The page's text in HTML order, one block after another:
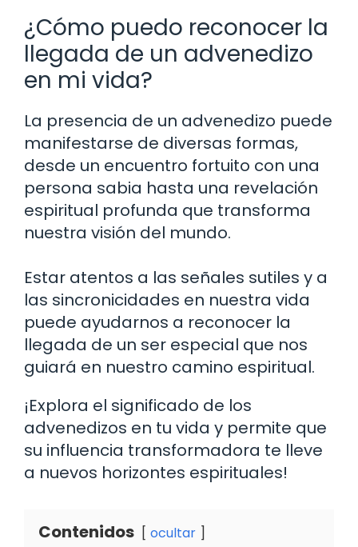
¿Cómo puedo reconocer la
llegada de un advenedizo
en mi vida?
La presencia de un advenedizo puede
manifestarse de diversas formas,
desde un encuentro fortuito con una
persona sabia hasta una revelación
espiritual profunda que transforma
nuestra visión del mundo.
Estar atentos a las señales sutiles y a
las sincronicidades en nuestra vida
puede ayudarnos a reconocer la
llegada de un ser especial que nos
guiará en nuestro camino espiritual.
¡Explora el significado de los
advenedizos en tu vida y permite que
su influencia transformadora te lleve
a nuevos horizontes espirituales!
Contenidos ocultar